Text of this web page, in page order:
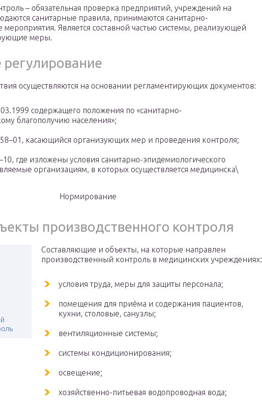
– обязательная проверка предприятий, учреждений на
санитарные правила, принимаются санитарно-
Является составной частью системы, реализующей
меры.
осуществляются на основании регламентирующих документов:
содержащего положения по «санитарно-
благополучию населения»;
касающийся организующих мер и проведения контроля;
где изложены условия санитарно-эпидемиологического
организациям, в которых осуществляется медицинска\
Нормирование
производственного контроля
Составляющие и объекты, на которые направлен
производственный контроль в медицинских учреждениях:
условия труда, меры для защиты персонала;
помещения для приёма и содержания пациентов,
кухни, столовые, санузлы;
вентиляционные системы;
системы кондиционирования;
освещение;
хозяйственно-питьевая водопроводная вода;